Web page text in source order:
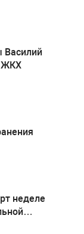
ЖКХ
неделе